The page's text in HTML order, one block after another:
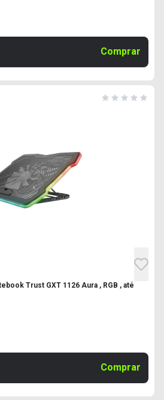
Comprar
Trust GXT 1126 Aura , RGB , até
Comprar